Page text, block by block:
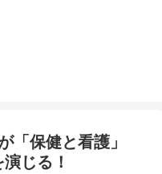
「保健と看護」
じる！